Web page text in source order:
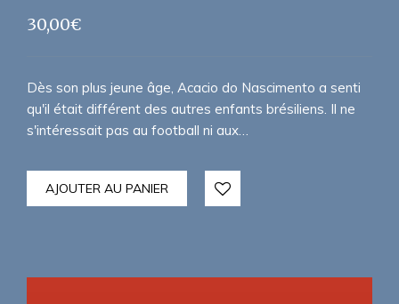
30,00€
Dès son plus jeune âge, Acacio do Nascimento a senti
qu'il était différent des autres enfants brésiliens. Il ne
s'intéressait pas au football ni aux…
AJOUTER AU PANIER